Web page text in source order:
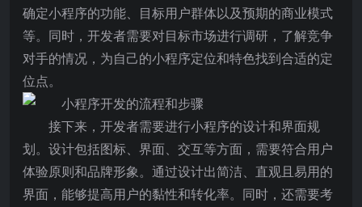
确定小程序的功能、目标用户群体以及预期的商业模式
等。同时，开发者需要对目标市场进行调研，了解竞争
对手的情况，为自己的小程序定位和特色找到合适的定
位点。
接下来，开发者需要进行小程序的设计和界面规
划。设计包括图标、界面、交互等方面，需要符合用户
体验原则和品牌形象。通过设计出简洁、直观且易用的
界面，能够提高用户的黏性和转化率。同时，还需要考